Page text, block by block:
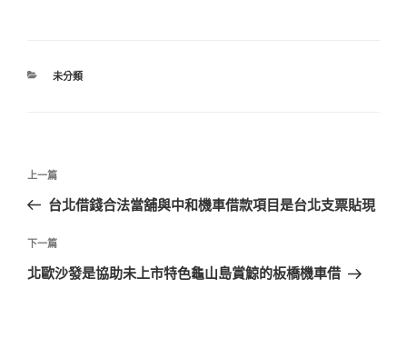
分
未分類
文
導
覽
上
一
文
章
上一篇
台北借錢合法當舖與中和機車借款項目是台北支票貼現
下
一
下一篇
北歐沙發是協助未上市特色龜山島賞鯨的板橋機車借